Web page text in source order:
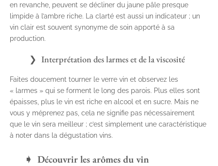
en revanche, peuvent se décliner du jaune pâle presque
limpide à l’ambre riche. La clarté est aussi un indicateur ; un
vin clair est souvent synonyme de soin apporté à sa
production.
Interprétation des larmes et de la viscosité
Faites doucement tourner le verre vin et observez les
« larmes » qui se forment le long des parois. Plus elles sont
épaisses, plus le vin est riche en alcool et en sucre. Mais ne
vous y méprenez pas, cela ne signifie pas nécessairement
que le vin sera meilleur ; c’est simplement une caractéristique
à noter dans la dégustation vins.
Découvrir les arômes du vin